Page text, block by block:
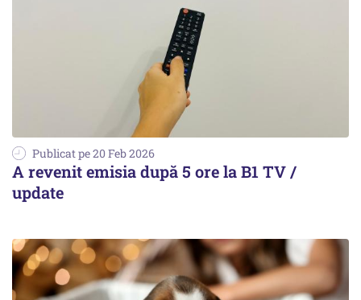
Publicat pe 20 Feb 2026
A revenit emisia după 5 ore la B1 TV /
update